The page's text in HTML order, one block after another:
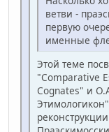
ветви -
первую
именные
Этой теме
"Comparative
Cognates" и